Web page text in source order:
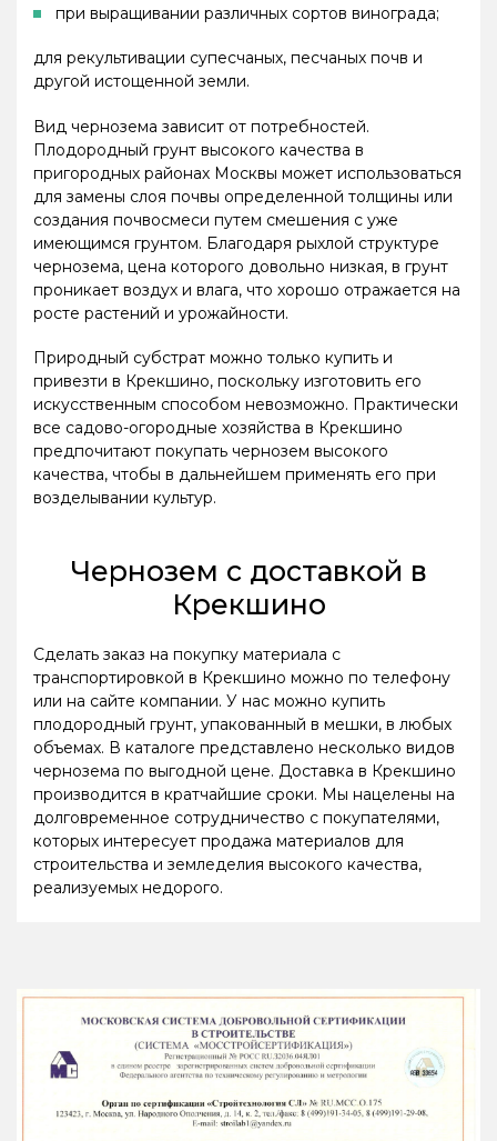
при выращивании различных сортов винограда;
для рекультивации супесчаных, песчаных почв и
другой истощенной земли.
Вид чернозема зависит от потребностей.
Плодородный грунт высокого качества в
пригородных районах Москвы может использоваться
для замены слоя почвы определенной толщины или
создания почвосмеси путем смешения с уже
имеющимся грунтом. Благодаря рыхлой структуре
чернозема, цена которого довольно низкая, в грунт
проникает воздух и влага, что хорошо отражается на
росте растений и урожайности.
Природный субстрат можно только купить и
привезти в Крекшино, поскольку изготовить его
искусственным способом невозможно. Практически
все садово-огородные хозяйства в Крекшино
предпочитают покупать чернозем высокого
качества, чтобы в дальнейшем применять его при
возделывании культур.
Чернозем с доставкой в
Крекшино
Сделать заказ на покупку материала с
транспортировкой в Крекшино можно по телефону
или на сайте компании. У нас можно купить
плодородный грунт, упакованный в мешки, в любых
объемах. В каталоге представлено несколько видов
чернозема по выгодной цене. Доставка в Крекшино
производится в кратчайшие сроки. Мы нацелены на
долговременное сотрудничество с покупателями,
которых интересует продажа материалов для
строительства и земледелия высокого качества,
реализуемых недорого.